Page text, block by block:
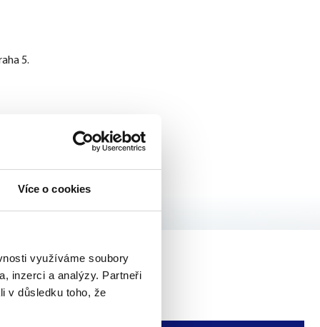
Více o cookies
využíváme soubory
inzerci a analýzy. Partneři
v důsledku toho, že
5.